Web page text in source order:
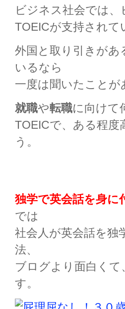
ビジネス社会では
TOEICが支持されて
外国と取り引きがあ
いるなら
一度は聞いたことが
就職や転職に向けて
TOEICで、ある程度
う。
独学で英会話を身に
では
社会人が英会話を独
法、
ブログより面白く
す。